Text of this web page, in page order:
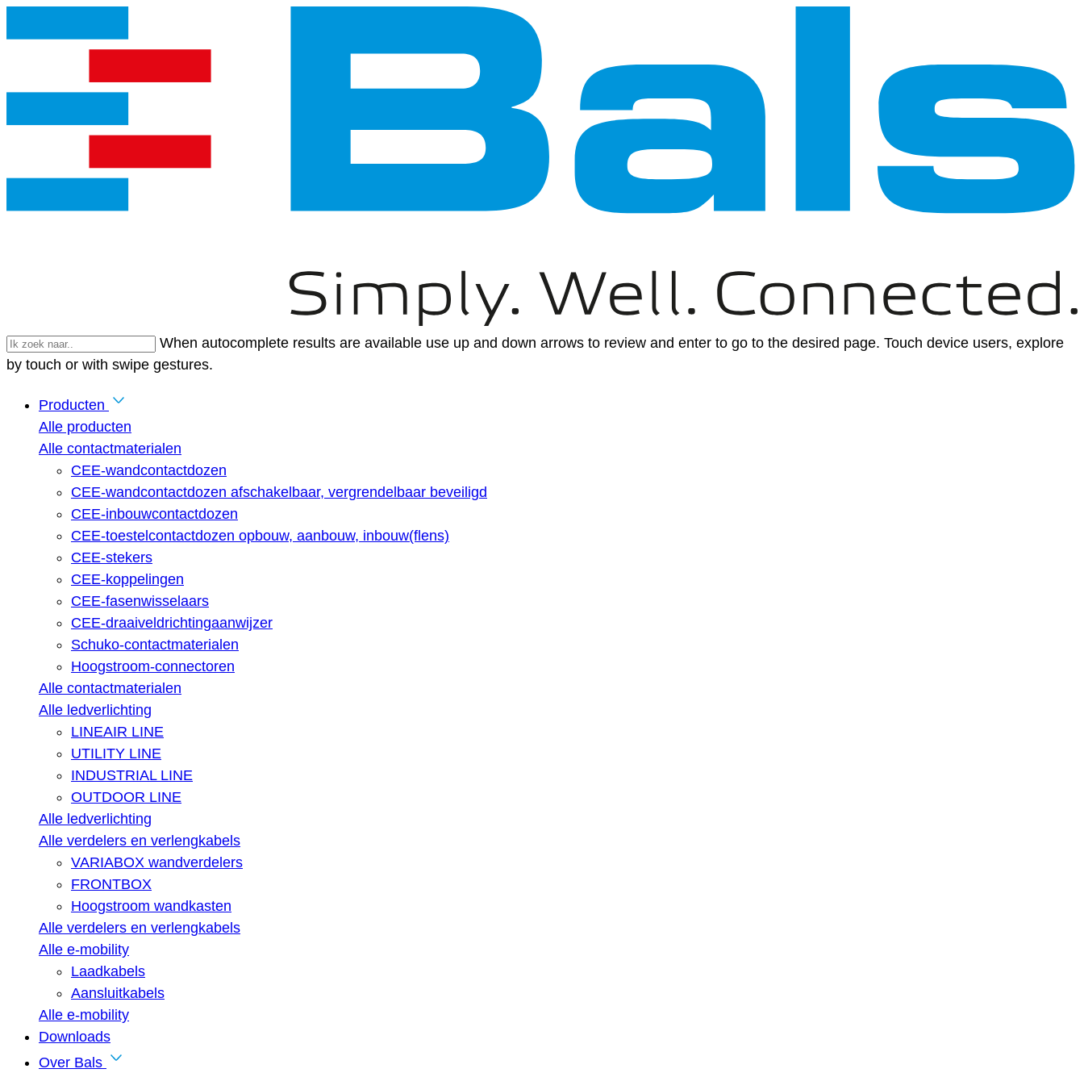
When autocomplete results are available use up and down arrows to review and enter to go to the desired page. Touch device users, explore
by touch or with swipe gestures.
Producten
Alle producten
Alle contactmaterialen
CEE-wandcontactdozen
CEE-wandcontactdozen afschakelbaar, vergrendelbaar beveiligd
CEE-inbouwcontactdozen
CEE-toestelcontactdozen opbouw, aanbouw, inbouw(flens)
CEE-stekers
CEE-koppelingen
CEE-fasenwisselaars
CEE-draaiveldrichtingaanwijzer
Schuko-contactmaterialen
Hoogstroom-connectoren
Alle contactmaterialen
Alle ledverlichting
LINEAIR LINE
UTILITY LINE
INDUSTRIAL LINE
OUTDOOR LINE
Alle ledverlichting
Alle verdelers en verlengkabels
VARIABOX wandverdelers
FRONTBOX
Hoogstroom wandkasten
Alle verdelers en verlengkabels
Alle e-mobility
Laadkabels
Aansluitkabels
Alle e-mobility
Downloads
Over Bals